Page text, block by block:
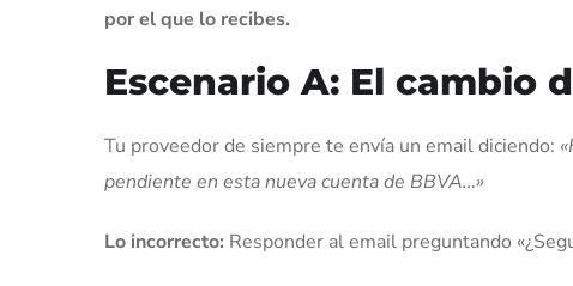
por el que lo recibes.
Escenario A: El cambio
Tu proveedor de siempre te envía un email diciendo:
pendiente en esta nueva cuenta de BBVA…»
Lo incorrecto: Responder al email preguntando